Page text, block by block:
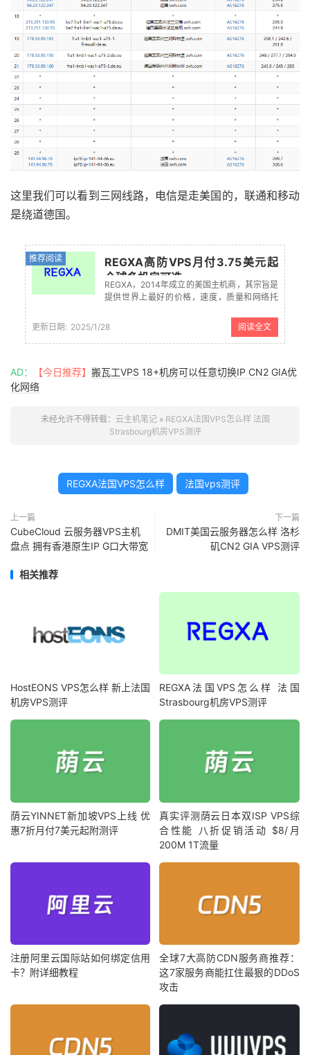
这里我们可以看到三网线路，电信是走美国的，联通和移动
是绕道德国。
推荐阅读
REGXA高防VPS月付3.75美元起
全球多机房可选
REGXA，2014年成立的美国主机商，其宗旨是
提供世界上最好的价格，速度，质量和网络托
机，经销商托管主机，Linux vps，windows
vps，游戏服务器等，数据中心有波兰华沙，德
国林堡，法国...
更新日期: 2025/1/28 阅读全文
AD： 【今日推荐】 搬瓦工VPS 18+机房可以任意切换IP CN2 GIA优
化网络
未经允许不得转载： 云主机笔记» REGXA法国VPS怎么样 法国
Strasbourg机房VPS测评
REGXA法国VPS怎么样 法国vps测评
上一篇
CubeCloud 云服务器VPS主机
盘点 拥有香港原生IP G口大带宽
下一篇
DMIT美国云服务器怎么样 洛杉
矶CN2 GIA VPS测评
相关推荐
HostEONS VPS怎么样 新上法国
机房VPS测评
REGXA法国VPS怎么样 法国
Strasbourg机房VPS测评
荫云YINNET新加坡VPS上线 优
惠7折月付7美元起附测评
真实评测荫云日本双ISP VPS综
合性能 八折促销活动 $8/月
200M 1T流量
注册阿里云国际站如何绑定信用
卡？附详细教程
全球7大高防CDN服务商推荐：
这7家服务商能扛住最狠的DDoS
攻击